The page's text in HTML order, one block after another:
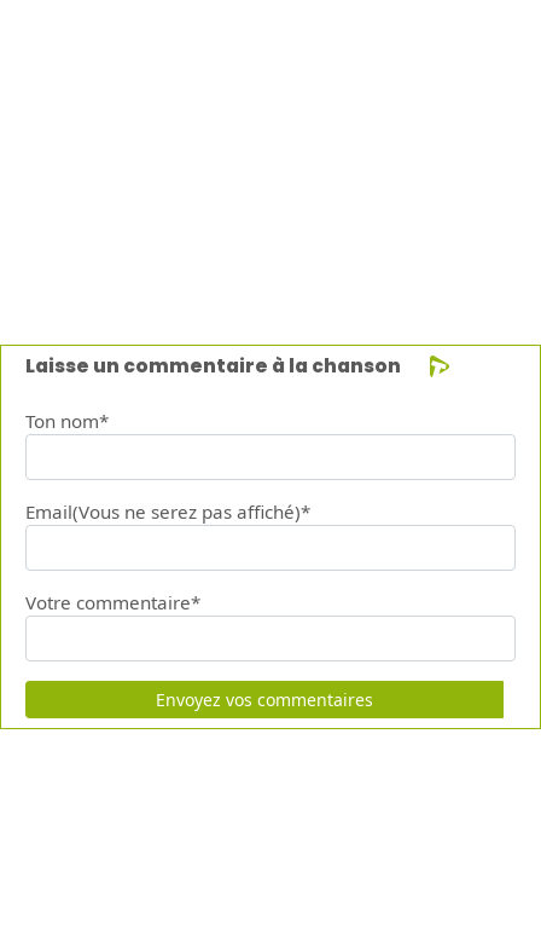
Laisse un commentaire à la chanson
Ton nom*
Email(Vous ne serez pas affiché)*
Votre commentaire*
Envoyez vos commentaires